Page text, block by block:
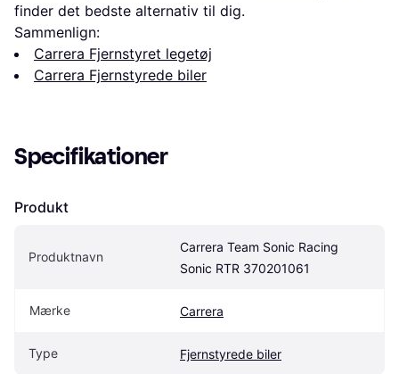
finder det bedste alternativ til dig.
Sammenlign:
Carrera Fjernstyret legetøj
Carrera Fjernstyrede biler
Specifikationer
Produkt
Produktnavn
Carrera Team Sonic Racing
Sonic RTR 370201061
Mærke Carrera
Type Fjernstyrede biler